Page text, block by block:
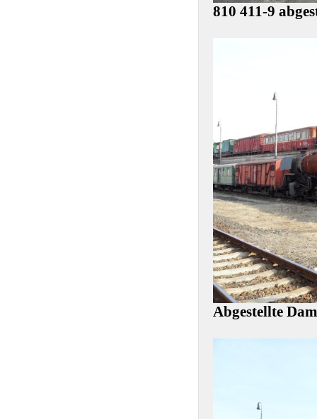
810 411-9
Abgestellte